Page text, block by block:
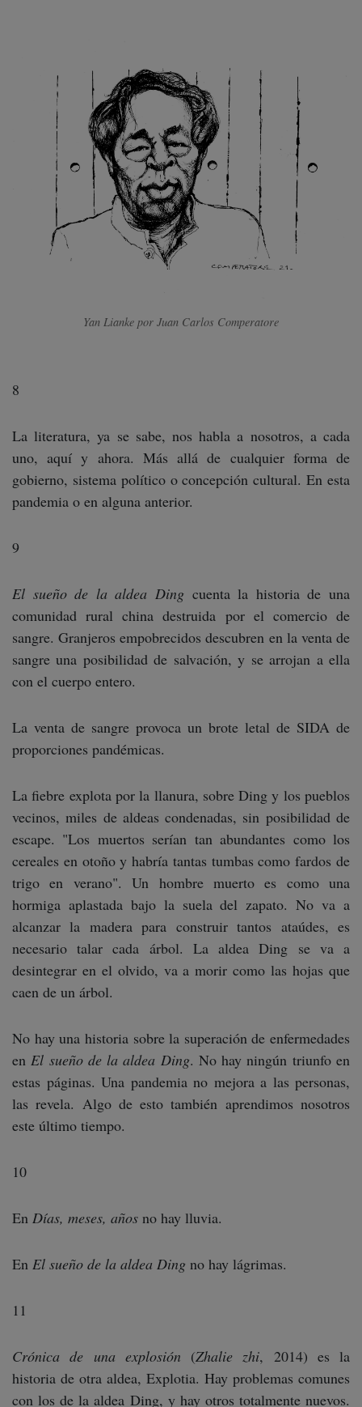
Yan Lianke por Juan Carlos Comperatore
8
La literatura, ya se sabe, nos habla a nosotros, a cada
uno, aquí y ahora. Más allá de cualquier forma de
gobierno, sistema político o concepción cultural. En esta
pandemia o en alguna anterior.
9
El sueño de la aldea Ding cuenta la historia de una
comunidad rural china destruida por el comercio de
sangre. Granjeros empobrecidos descubren en la venta de
sangre una posibilidad de salvación, y se arrojan a ella
con el cuerpo entero.
La venta de sangre provoca un brote letal de SIDA de
proporciones pandémicas.
La fiebre explota por la llanura, sobre Ding y los pueblos
vecinos, miles de aldeas condenadas, sin posibilidad de
escape. "Los muertos serían tan abundantes como los
cereales en otoño y habría tantas tumbas como fardos de
trigo en verano". Un hombre muerto es como una
hormiga aplastada bajo la suela del zapato. No va a
alcanzar la madera para construir tantos ataúdes, es
necesario talar cada árbol. La aldea Ding se va a
desintegrar en el olvido, va a morir como las hojas que
caen de un árbol.
No hay una historia sobre la superación de enfermedades
en El sueño de la aldea Ding. No hay ningún triunfo en
estas páginas. Una pandemia no mejora a las personas,
las revela. Algo de esto también aprendimos nosotros
este último tiempo.
10
En Días, meses, años no hay lluvia.
En El sueño de la aldea Ding no hay lágrimas.
11
Crónica de una explosión (Zhalie zhi, 2014) es la
historia de otra aldea, Explotia. Hay problemas comunes
con los de la aldea Ding, y hay otros totalmente nuevos.